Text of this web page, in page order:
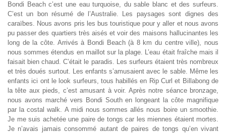
Bondi Beach c’est une eau turquoise, du sable blanc et des surfeurs.
C’est un bon résumé de l’Australie. Les paysages sont dignes des
caraïbes. Nous avons pris les bus touristique pour y aller et nous avons
pu passer des quartiers très aisés et voir des maisons hallucinantes les
long de la côte. Arrivés à Bondi Beach (à 8 km du centre ville), nous
nous sommes étendus en maillot sur la plage. L’eau était fraîche mais il
faisait bien chaud. C’était le paradis. Les surfeurs étaient très nombreux
et très doués surtout. Les enfants s’amusaient avec le sable. Même les
enfants ici ont le look surfeurs, tous habillés en Rip Curl et Billabong de
la tête aux pieds, c’est amusant à voir. Après notre séance bronzage,
nous avons marché vers Bondi South en longeant la côte magnifique
par la costal walk. A midi nous sommes allés nous boire un smoothie.
Je me suis achetée une paire de tongs car les miennes étaient mortes.
Je n’avais jamais consommé autant de paires de tongs qu’en vivant